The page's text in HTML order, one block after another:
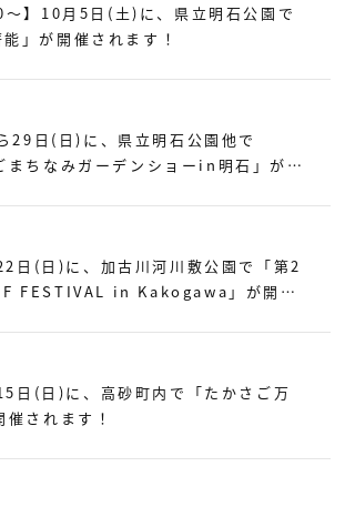
～】10月5日(土)に、県立明石公園で
」が開催されます！
29日(日)に、県立明石公園他で
まちなみガーデンショーin明石」が開
日(日)に、加古川河川敷公園で「第2
FESTIVAL in Kakogawa」が開催
日(日)に、高砂町内で「たかさご万
されます！